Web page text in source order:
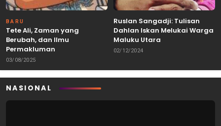
BARU
Tete Ali, Zaman yang
Berubah, dan Ilmu
Permakluman
03/08/2025
Ruslan Sangadji: Tulisan
Dahlan Iskan Melukai Warga
Maluku Utara
02/12/2024
NASIONAL